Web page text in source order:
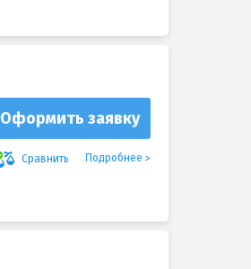
Оформить заявку
Сравнить Подробнее